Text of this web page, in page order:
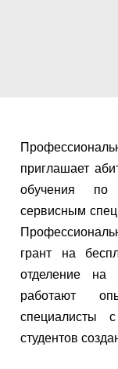
приглашает
обучения по
сервисным
грант на
отделение на
работают
специалисты
студентов